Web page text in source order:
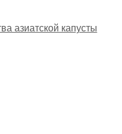
азиатской капусты